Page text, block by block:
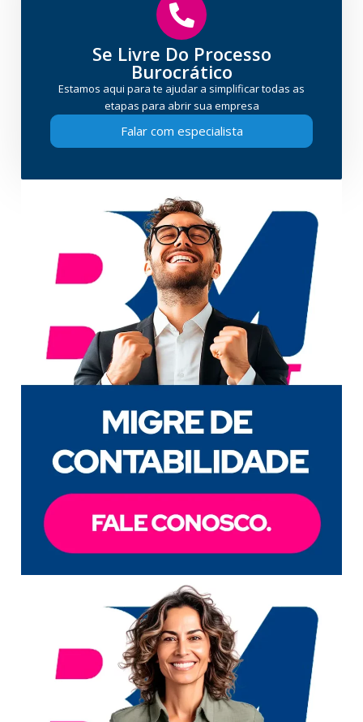
Se Livre Do Processo
Burocrático
Estamos aqui para te ajudar a simplificar todas as
etapas para abrir sua empresa
Falar com especialista